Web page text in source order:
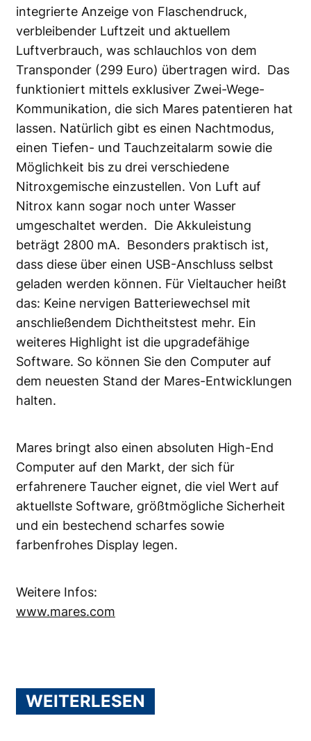
integrierte Anzeige von Flaschendruck,
verbleibender Luftzeit und aktuellem
Luftverbrauch, was schlauchlos von dem
Transponder (299 Euro) übertragen wird. Das
funktioniert mittels exklusiver Zwei-Wege-
Kommunikation, die sich Mares patentieren hat
lassen. Natürlich gibt es einen Nachtmodus,
einen Tiefen- und Tauchzeitalarm sowie die
Möglichkeit bis zu drei verschiedene
Nitroxgemische einzustellen. Von Luft auf
Nitrox kann sogar noch unter Wasser
umgeschaltet werden. Die Akkuleistung
beträgt 2800 mA. Besonders praktisch ist,
dass diese über einen USB-Anschluss selbst
geladen werden können. Für Vieltaucher heißt
das: Keine nervigen Batteriewechsel mit
anschließendem Dichtheitstest mehr. Ein
weiteres Highlight ist die upgradefähige
Software. So können Sie den Computer auf
dem neuesten Stand der Mares-Entwicklungen
halten.
Mares bringt also einen absoluten High-End
Computer auf den Markt, der sich für
erfahrenere Taucher eignet, die viel Wert auf
aktuellste Software, größtmögliche Sicherheit
und ein bestechend scharfes sowie
farbenfrohes Display legen.
Weitere Infos:
www.mares.com
WEITERLESEN